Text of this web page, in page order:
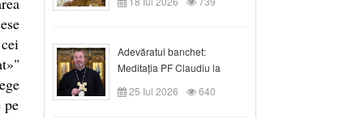
pe
Adevăratul banchet:
Meditația PF Claudiu la
Duminica a VIII-a după
Rusalii
25 Iul 2026 640